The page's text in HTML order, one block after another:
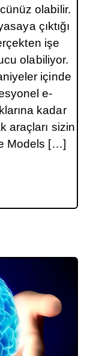
olabilir.
çıktığı
işe
olabiliyor.
içinde
e-
kadar
araçları sizin
Models […]